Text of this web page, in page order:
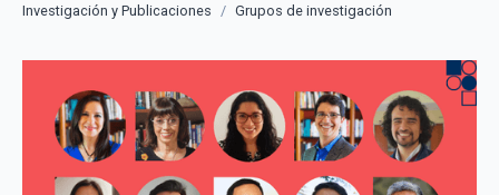
Investigación y Publicaciones / Grupos de investigación